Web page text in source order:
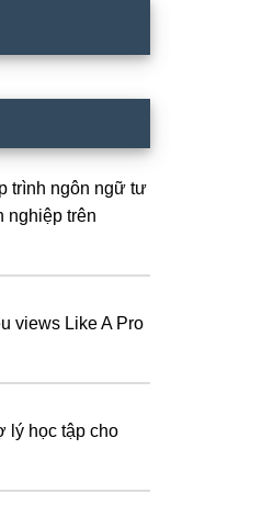
trình ngôn ngữ tư
nghiệp trên
views Like A Pro
lý học tập cho